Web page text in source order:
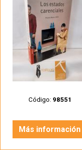
Código: 98551
Más información